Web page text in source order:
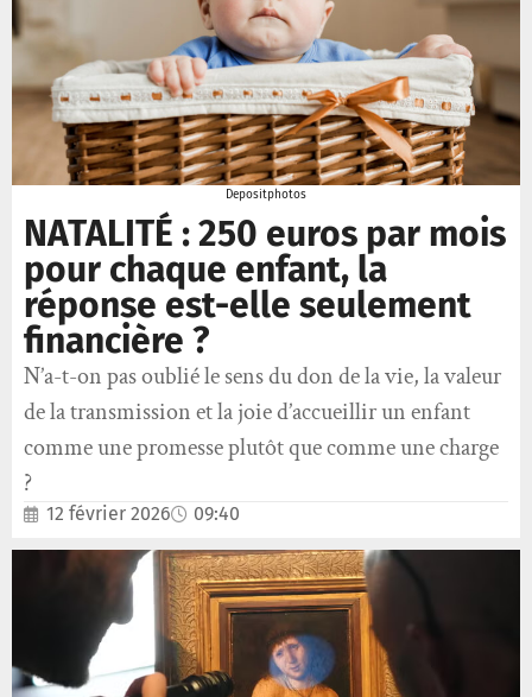
Depositphotos
NATALITÉ : 250 euros par mois
pour chaque enfant, la
réponse est-elle seulement
financière ?
N’a-t-on pas oublié le sens du don de la vie, la valeur
de la transmission et la joie d’accueillir un enfant
comme une promesse plutôt que comme une charge
?
12 février 2026 09:40